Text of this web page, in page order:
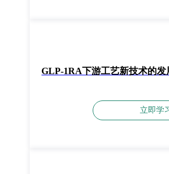
GLP-1RA下游工艺新技术的发
立即学